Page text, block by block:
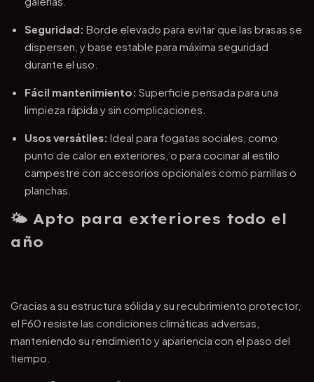
Seguridad: Borde elevado para evitar que las brasas se
dispersen, y base estable para máxima seguridad
durante el uso.
Fácil mantenimiento: Superficie pensada para una
limpieza rápida y sin complicaciones.
Usos versátiles: Ideal para fogatas sociales, como
punto de calor en exteriores, o para cocinar al estilo
campestre con accesorios opcionales como parrillas o
planchas.
🌤️ Apto para exteriores todo el
año
Gracias a su estructura sólida y su recubrimiento protector,
el F60 resiste las condiciones climáticas adversas,
manteniendo su rendimiento y apariencia con el paso del
tiempo.